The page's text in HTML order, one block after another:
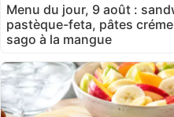
Menu du jour, 9 août :
pastèque-feta, pâtes
sago à la mangue